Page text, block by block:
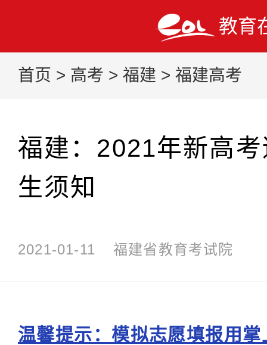
教育
首页 > 高考 > 福建 > 福建高考
福建：2021年新高
生须知
2021-01-11 福建省教育考试院
温馨提示：模拟志愿填报用